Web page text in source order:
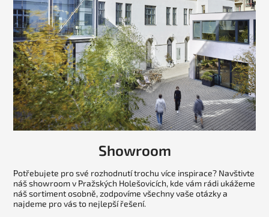
Showroom
Potřebujete pro své rozhodnutí trochu více inspirace? Navštivte
náš showroom v Pražských Holešovicích, kde vám rádi ukážeme
náš sortiment osobně, zodpovíme všechny vaše otázky a
najdeme pro vás to nejlepší řešení.